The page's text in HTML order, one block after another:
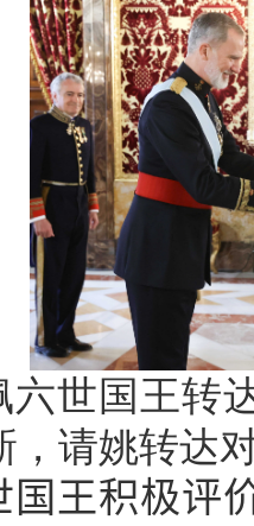
六世国王转
，请姚转达
国王积极评